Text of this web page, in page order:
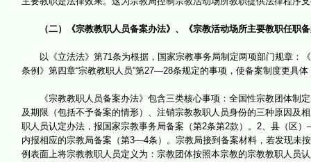
（二）《宗教教职人员备案办法》、《宗教活动场所主要教职任职
以《立法法》第71条为根据，国家宗教事务局制定两项部门规章：
条例》第四章“宗教教职人员”第27—28条规定的事项，使备案制度更具
《宗教教职人员备案办法》包含三类核心事项：全国性宗教团体制定
及期限（包括不予备案的情形）、注销宗教教职人员身份的三种原因及
职人员认定办法，报国家宗教事务局备案（第2条第2款）。2、县（
内报相应的宗教局备案（第3—4条）。宗教局接到备案材料，若发现未
例表面上将宗教教职人员定义为：宗教团体按照本宗教的宗教教职人员